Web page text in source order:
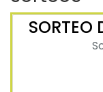
SORTEO